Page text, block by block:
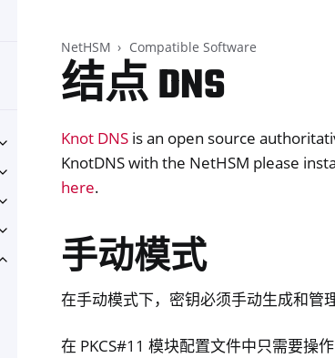
Toggle navigation of Nitrokeys
Toggle navigation of NitroPad, NitroPC
Toggle navigation of NitroPhone, NitroTablet
Toggle navigation of NextBox
Toggle navigation of NetHSM
NetHSM Compatible Software
结点 DNS
Knot DNS is an open source
KnotDNS with the NetHSM please
here.
手动模式
在手动模式下，密钥必须手动生成和管理
在 PKCS#11 模块配置文件中只需要